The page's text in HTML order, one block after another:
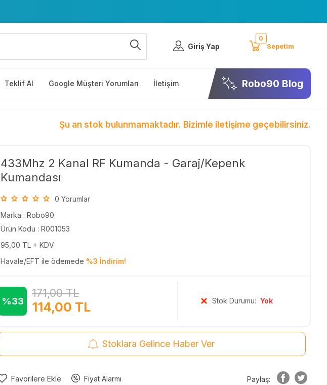
Giriş Yap
0
Sepetim
Teklif Al Google Müşteri Yorumları İletişim Robo90 Blog
Şu an stok bulunmamaktadır. Bizimle iletişime geçebilirsiniz.
433Mhz 2 Kanal RF Kumanda - Garaj/Kepenk
Kumandası
0 Yorumlar
Marka : Robo90
Ürün Kodu : R001053
95,00 TL + KDV
Havale/EFT ile ödemede %3 İndirim!
%33 114,00 TL
171,00TL
Stok Durumu: Yok
Stoklara Gelince Haber Ver
Favorilere Ekle Fiyat Alarmı Paylaş: